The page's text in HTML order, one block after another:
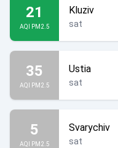
21
AQI PM2.5
Kluziv
sat
35
AQI PM2.5
Ustia
sat
5
AQI PM2.5
Svarychiv
sat